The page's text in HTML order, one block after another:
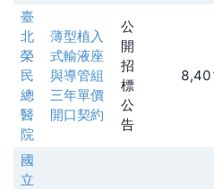
臺
北
榮
民
總
醫
院
薄型植入
式輸液座
與導管組
三年單價
開口契約
公
開
招
標
公
告
國
立